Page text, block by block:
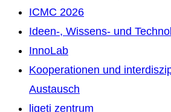
ICMC 2026
Ideen-, Wissens- und
InnoLab
Kooperationen und
Austausch
ligeti zentrum